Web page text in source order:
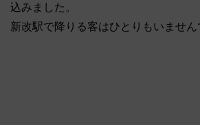
込みました。
新改駅で降りる客はひとりもいません